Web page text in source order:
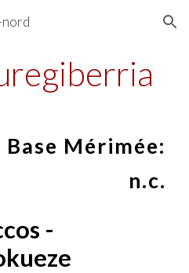
Skip to navigation
nord
Mérimée:
n.c.
-